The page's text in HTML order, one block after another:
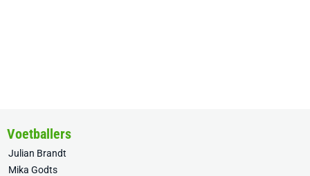
Voetballers
Julian Brandt
Mika Godts